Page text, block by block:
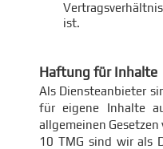
ist.
Haftung für Inhalte
Als Diensteanbieter
für eigene Inhalte
allgemeinen
10 TMG sind wir als